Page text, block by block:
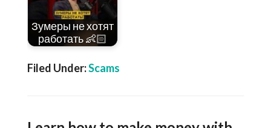
Зумеры не хотят
работать 👶🏻
Filed Under:Scams